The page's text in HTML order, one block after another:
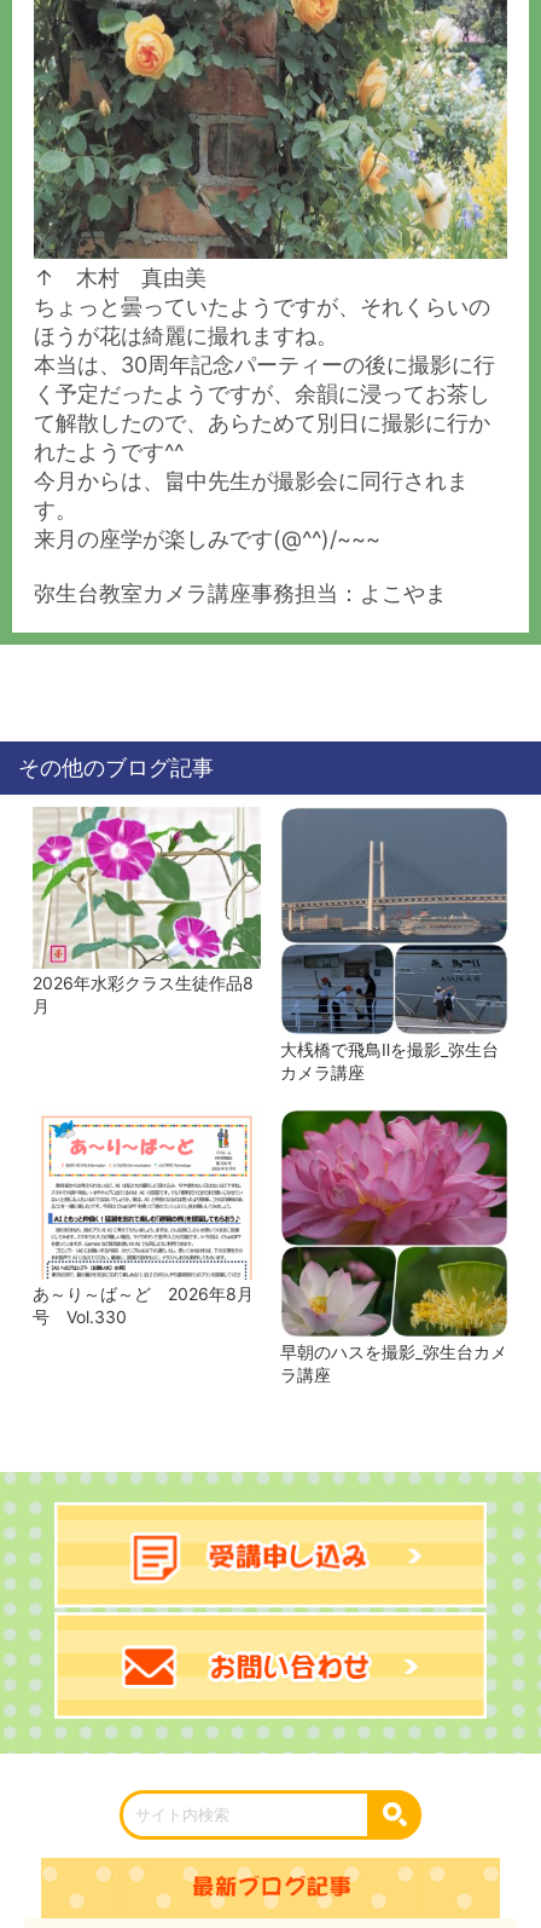
↑ 木村 真由美
ちょっと曇っていたようですが、それくらいの
ほうが花は綺麗に撮れますね。
本当は、30周年記念パーティーの後に撮影に行
く予定だったようですが、余韻に浸ってお茶し
て解散したので、あらためて別日に撮影に行か
れたようです^^
今月からは、畠中先生が撮影会に同行されま
す。
来月の座学が楽しみです(@^^)/~~~
弥生台教室カメラ講座事務担当：よこやま
その他のブログ記事
2026年水彩クラス生徒作品8
月
大桟橋で飛鳥Ⅱを撮影_弥生台
カメラ講座
あ～り～ば～ど 2026年8月
号 Vol.330
早朝のハスを撮影_弥生台カメ
ラ講座